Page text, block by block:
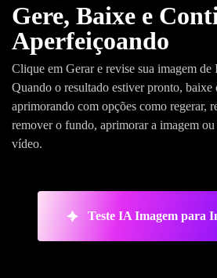
Gere, Baixe e
Aperfeiçoando
Clique em Gerar e revise sua imagem de
Quando o resultado estiver pronto, baixe
aprimorando com opções como regerar,
remover o fundo, aprimorar a imagem
vídeo.
Teste IA Imagem para